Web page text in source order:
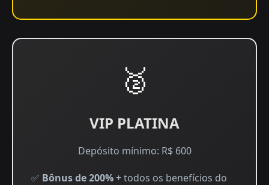
🥈
VIP PLATINA
Depósito mínimo: R$ 600
✅ Bônus de 200%+ todos os benefícios do